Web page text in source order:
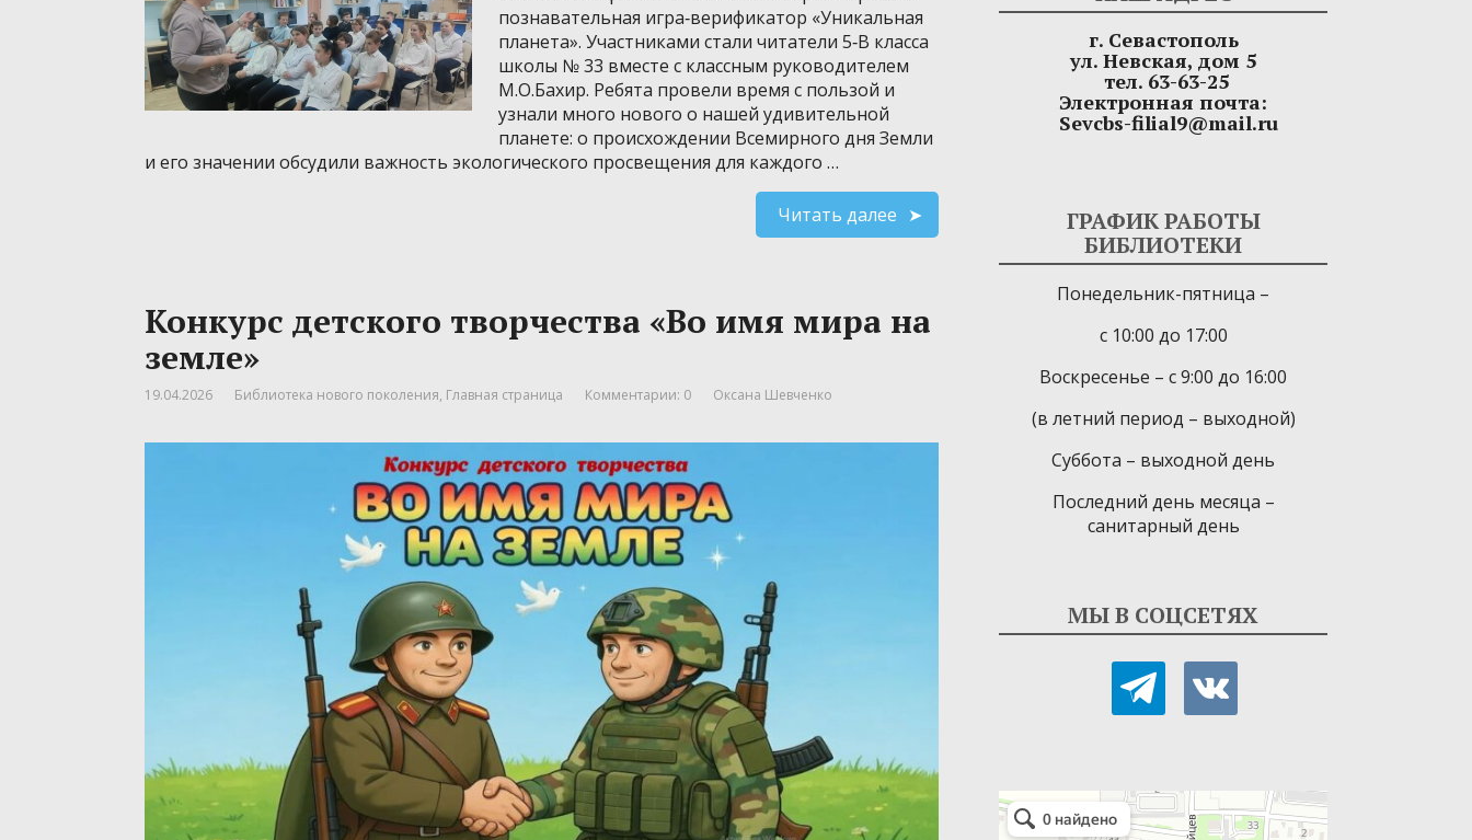
познавательная игра‑верификатор «Уникальная
планета». Участниками стали читатели 5‑В класса
школы № 33 вместе с классным руководителем
М.О.Бахир. Ребята провели время с пользой и
узнали много нового о нашей удивительной
планете: о происхождении Всемирного дня Земли
и его значении обсудили важность экологического просвещения для каждого …
Читать далее
Конкурс детского творчества «Во имя мира на
земле»
19.04.2026 Библиотека нового поколения, Главная страница Комментарии: 0 Оксана Шевченко
г. Севастополь
ул. Невская, дом 5
тел. 63-63-25
Электронная почта:
Sevcbs-filial9@mail.ru
ГРАФИК РАБОТЫ
БИБЛИОТЕКИ
Понедельник-пятница –
с 10:00 до 17:00
Воскресенье – с 9:00 до 16:00
(в летний период – выходной)
Суббота – выходной день
Последний день месяца –
санитарный день
МЫ В СОЦСЕТЯХ
telegram vkontakte
Детская библиотека-филиал № 9
Библиотека в Севастополе